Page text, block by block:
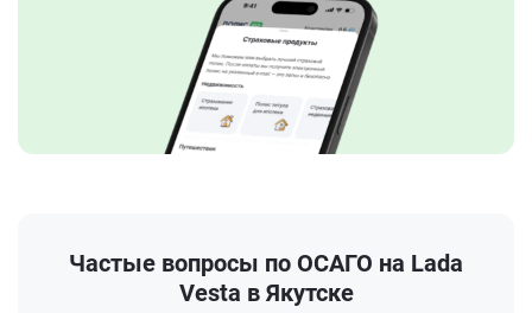
Частые вопросы по ОСАГО на Lada
Vesta в Якутске